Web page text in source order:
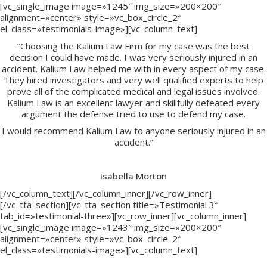
[vc_single_image image=»1245″ img_size=»200×200″
alignment=»center» style=»vc_box_circle_2″
el_class=»testimonials-image»][vc_column_text]
“Choosing the Kalium Law Firm for my case was the best
decision I could have made. I was very seriously injured in an
accident. Kalium Law helped me with in every aspect of my case.
They hired investigators and very well qualified experts to help
prove all of the complicated medical and legal issues involved.
Kalium Law is an excellent lawyer and skillfully defeated every
argument the defense tried to use to defend my case.
I would recommend Kalium Law to anyone seriously injured in an
accident.”
Isabella Morton
[/vc_column_text][/vc_column_inner][/vc_row_inner]
[/vc_tta_section][vc_tta_section title=»Testimonial 3″
tab_id=»testimonial-three»][vc_row_inner][vc_column_inner]
[vc_single_image image=»1243″ img_size=»200×200″
alignment=»center» style=»vc_box_circle_2″
el_class=»testimonials-image»][vc_column_text]